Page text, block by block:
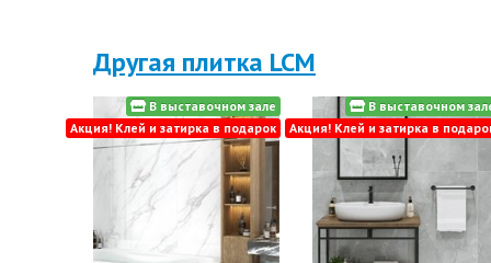
Другая плитка LCM
В выставочном зале
Акция! Клей и затирка в подарок
В выставочном
Акция! Клей и затирка в